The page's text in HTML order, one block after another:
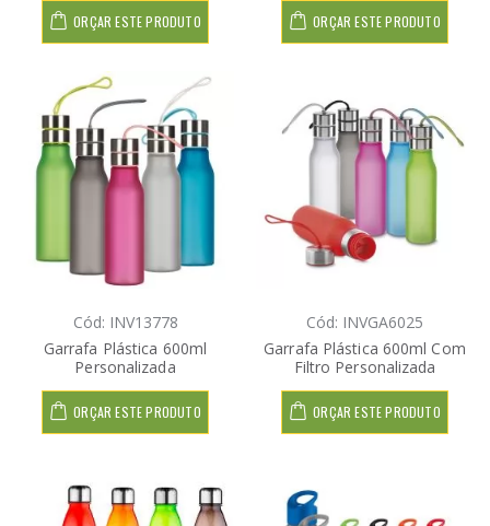
ORÇAR ESTE PRODUTO ORÇAR ESTE PRODUTO
Cód: INV13778
Garrafa Plástica 600ml
Personalizada
ORÇAR ESTE PRODUTO
Cód: INVGA6025
Garrafa Plástica 600ml Com
Filtro Personalizada
ORÇAR ESTE PRODUTO